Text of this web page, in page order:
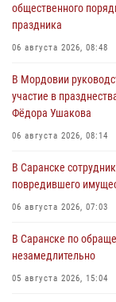
общественного
праздника
06 августа 2026, 08:48
В Мордовии
участие в
Фёдора Ушакова
06 августа 2026, 08:14
В Саранске
повредившего
06 августа 2026, 07:03
В Саранске по
незамедлительно
05 августа 2026, 15:04